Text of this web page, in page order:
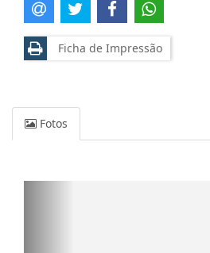
Ficha de Impressão
Fotos